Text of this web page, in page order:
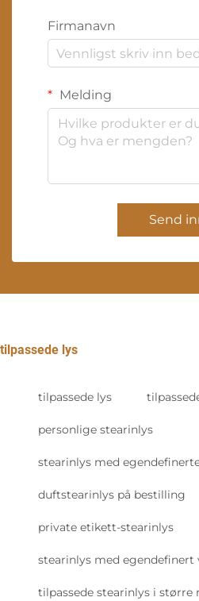
Firmanavn
Melding
Send
tilpassede lys
tilpassede lys
personlige stearinlys
stearinlys med
duftstearinlys på bestilling
private etikett-stearinlys
stearinlys med egendefinert
tilpassede stearinlys i større